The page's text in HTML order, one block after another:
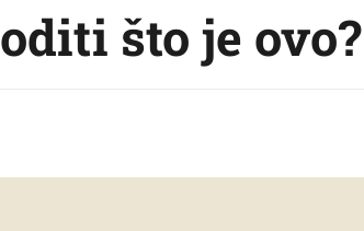
što je ovo?